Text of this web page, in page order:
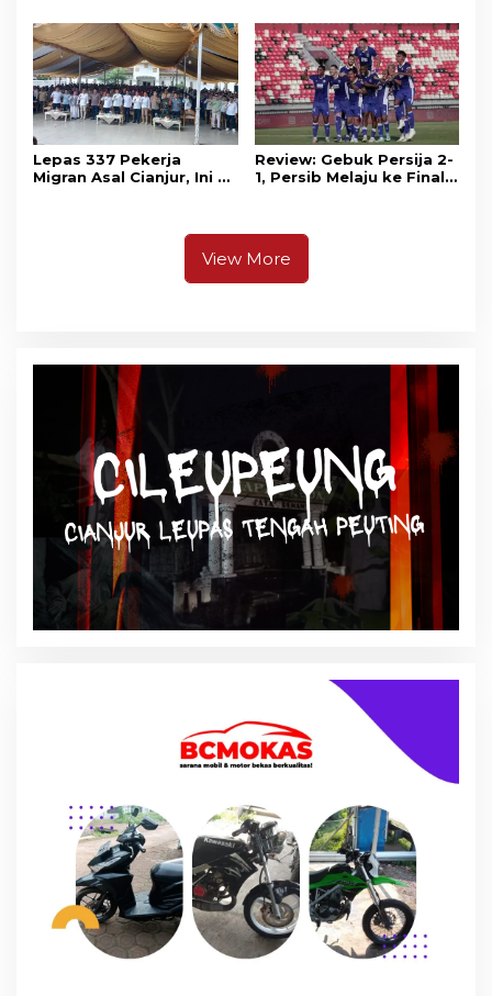
Lepas 337 Pekerja
Migran Asal Cianjur, Ini 3
Review: Gebuk Persija 2-
1, Persib Melaju ke Final
View More